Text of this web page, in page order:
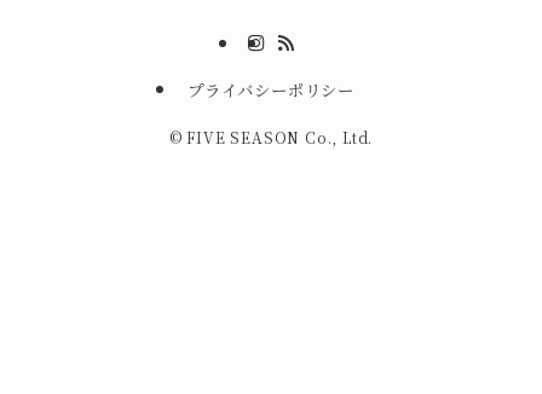
プライバシーポリシー
© FIVE SEASON Co., Ltd.